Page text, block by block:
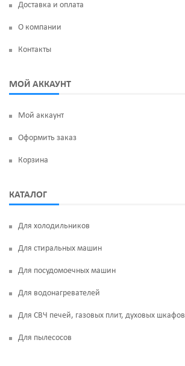
Манжеты люка
Доставка и оплата
О компании
Контакты
МОЙ АККАУНТ
Мой аккаунт
Оформить заказ
Корзина
КАТАЛОГ
Для холодильников
Для стиральных машин
Для посудомоечных машин
Для водонагревателей
Для СВЧ печей, газовых плит, духовых шкафов
Для пылесосов